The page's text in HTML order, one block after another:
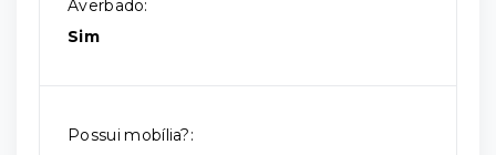
Averbado:
Sim
Possui mobília?: